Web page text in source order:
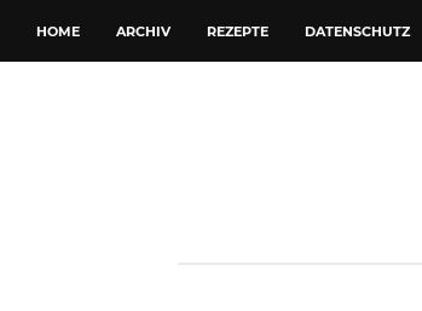
HOME ARCHIV REZEPTE DATENSCHUTZ